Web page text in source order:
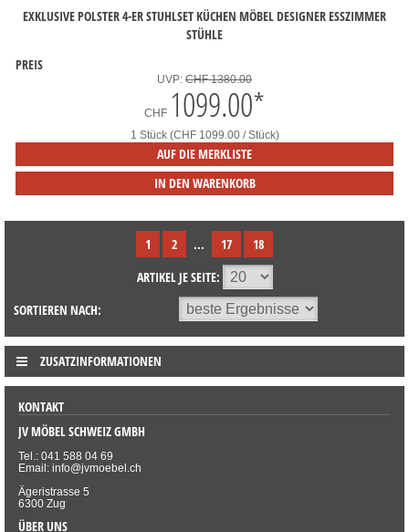
EXKLUSIVE POLSTER 4-ER STUHLSET KÜCHEN MÖBEL DESIGNER ESSZIMMER
STÜHLE
PREIS
UVP: CHF 1380.00
CHF 1099.00*
1 Stück (CHF 1099.00 / Stück)
AUF DIE MERKLISTE
IN DEN WARENKORB
1 2 ... 17
18
ARTIKEL JE SEITE:
SORTIEREN NACH:
ZUSATZINFORMATIONEN
KONTAKT
JV MÖBEL SCHWEIZ GMBH
Tel.: 041 588 04 69
Email: info@jvmoebel.ch
Ägeristrasse 5
6300 Zug
ÜBER UNS